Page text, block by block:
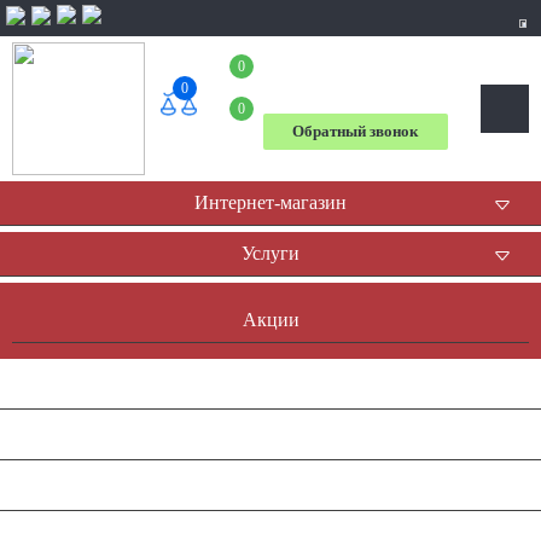
0
0
0
Обратный звонок
Интернет-магазин
Услуги
Акции